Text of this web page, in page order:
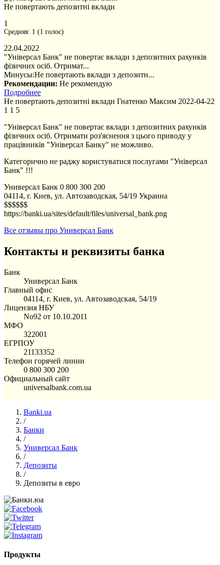
Не повертають депозитні вклади
1
Средняя: 1 (1 голос)
22.04.2022
"Універсал Банк" не повертає вклади з депозитних рахунків
фізичних осіб. Отримат...
Минусы:Не повертають вклади з депозитн...
Рекомендации: Не рекомендую
Подробнее
Не повертають депозитні вклади Гнатенко Максим 2022-04-22
1 1 5
"Універсал Банк" не повертає вклади з депозитних рахунків
фізичних осіб. Отримати роз'яснення з цього приводу у
працівників "Універсал Банку" не можливо.
Категорично не раджу користуватися послугами "Універсал
Банк" !!!
Универсал Банк 0 800 300 200
04114, г. Киев, ул. Автозаводская, 54/19 Украина
$$$$$$
https://banki.ua/sites/default/files/universal_bank.png
Все отзывы про Универсал Банк
Контакты и реквизиты банка
Банк
Универсал Банк
Главный офис
04114, г. Киев, ул. Автозаводская, 54/19
Лицензия НБУ
No92 от 10.10.2011
МФО
322001
ЕГРПОУ
21133352
Телефон горячей линии
0 800 300 200
Официальный сайт
universalbank.com.ua
Banki.ua
/
Банки
/
Универсал Банк
/
Депозиты
/
Депозиты в евро
Продукты